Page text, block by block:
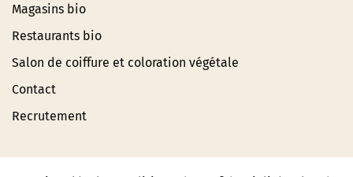
Magasins bio
Restaurants bio
Salon de coiffure et coloration végétale
Contact
Recrutement